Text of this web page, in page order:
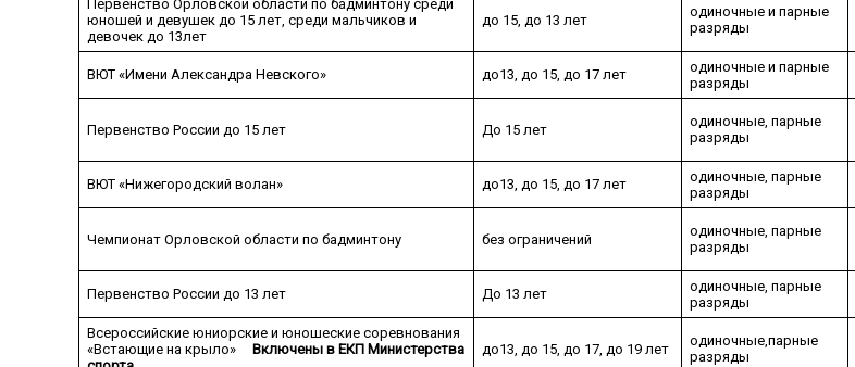
Первенство Орловской области по бадминтону среди
юношей и девушек до 15 лет, среди мальчиков и
девочек до 13лет
до 15, до 13 лет
одиночные и парные
разряды
ВЮТ «Имени Александра Невского» до13, до 15, до 17 лет
одиночные и парные
разряды
Первенство России до 15 лет До 15 лет
одиночные, парные
разряды
ВЮТ «Нижегородский волан» до13, до 15, до 17 лет
одиночные, парные
разряды
Чемпионат Орловской области по бадминтону без ограничений
одиночные, парные
разряды
Первенство России до 13 лет До 13 лет
одиночные, парные
разряды
Всероссийские юниорские и юношеские соревнования
«Встающие на крыло» Включены в ЕКП Министерства
до13, до 15, до 17, до 19 лет
одиночные,парные
разряды